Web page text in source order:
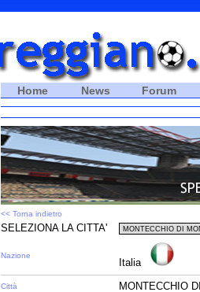
Home News Forum
<< Torna indietro
SELEZIONA LA CITTA'
Nazione
Italia
Città MONTECCHIO